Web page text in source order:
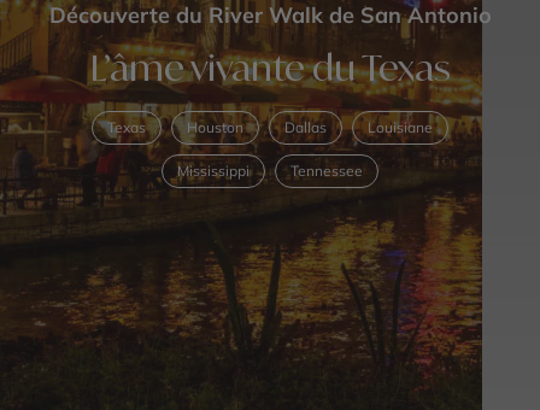
Découverte du River Walk de San Antonio
L’âme vivante du Texas
Texas Houston Dallas Louisiane
Mississippi Tennessee